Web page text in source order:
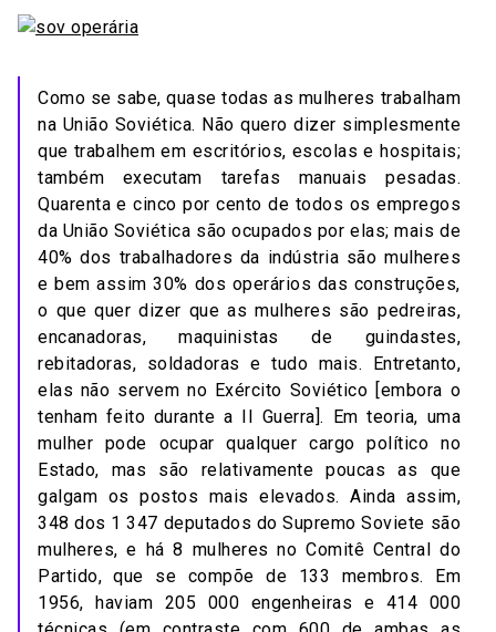
Como se sabe, quase todas as mulheres trabalham
na União Soviética. Não quero dizer simplesmente
que trabalhem em escritórios, escolas e hospitais;
também executam tarefas manuais pesadas.
Quarenta e cinco por cento de todos os empregos
da União Soviética são ocupados por elas; mais de
40% dos trabalhadores da indústria são mulheres
e bem assim 30% dos operários das construções,
o que quer dizer que as mulheres são pedreiras,
encanadoras, maquinistas de guindastes,
rebitadoras, soldadoras e tudo mais. Entretanto,
elas não servem no Exército Soviético [embora o
tenham feito durante a II Guerra]. Em teoria, uma
mulher pode ocupar qualquer cargo político no
Estado, mas são relativamente poucas as que
galgam os postos mais elevados. Ainda assim,
348 dos 1 347 deputados do Supremo Soviete são
mulheres, e há 8 mulheres no Comitê Central do
Partido, que se compõe de 133 membros. Em
1956, haviam 205 000 engenheiras e 414 000